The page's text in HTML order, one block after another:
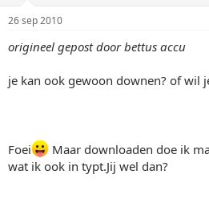
26 sep 2010
origineel gepost door bettus accu
je kan ook gewoon downen? of wil
Foei
Maar downloaden doe ik
wat ik ook in typt.Jij wel dan?